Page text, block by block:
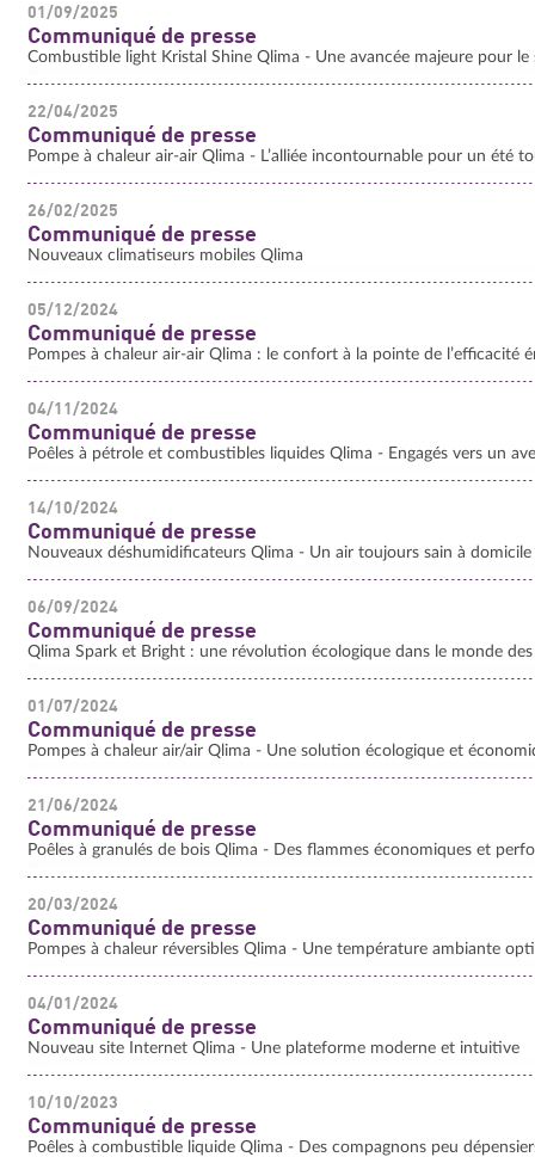
01/09/2025
Communiqué de presse
Combustible light Kristal Shine Qlima - Une avancée majeure pour
22/04/2025
Communiqué de presse
Pompe à chaleur air-air Qlima - L’alliée incontournable pour un été
26/02/2025
Communiqué de presse
Nouveaux climatiseurs mobiles Qlima
05/12/2024
Communiqué de presse
Pompes à chaleur air-air Qlima : le confort à la pointe de l’efficacité
04/11/2024
Communiqué de presse
Poêles à pétrole et combustibles liquides Qlima - Engagés vers un
14/10/2024
Communiqué de presse
Nouveaux déshumidificateurs Qlima - Un air toujours sain à domicile
06/09/2024
Communiqué de presse
Qlima Spark et Bright : une révolution écologique dans le monde
01/07/2024
Communiqué de presse
Pompes à chaleur air/air Qlima - Une solution écologique et
21/06/2024
Communiqué de presse
Poêles à granulés de bois Qlima - Des flammes économiques et
20/03/2024
Communiqué de presse
Pompes à chaleur réversibles Qlima - Une température ambiante
04/01/2024
Communiqué de presse
Nouveau site Internet Qlima - Une plateforme moderne et intuitive
10/10/2023
Communiqué de presse
Poêles à combustible liquide Qlima - Des compagnons peu